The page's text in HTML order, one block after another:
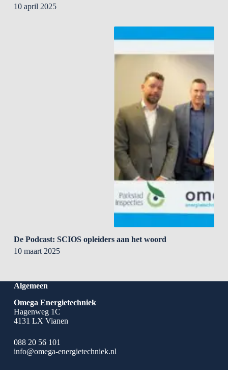
10 april 2025
De Podcast: SCIOS opleiders aan het woord
10 maart 2025
Algemeen
Omega Energietechniek
Hagenweg 1C
4131 LX Vianen
088 20 56 101
info@omega-energietechniek.nl